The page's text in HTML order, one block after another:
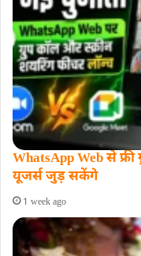
WhatsApp Web से
यूजर्स जुड़ सकेंगे
1 week ago